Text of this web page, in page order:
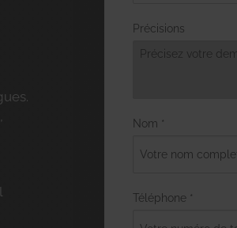
Précisions
Nom *
Téléphone *